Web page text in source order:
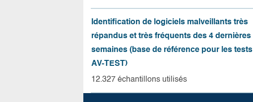
Identification de logiciels malveillants très
répandus et très fréquents des 4 dernières
semaines (base de référence pour les tests
AV-TEST)
12.327 échantillons utilisés